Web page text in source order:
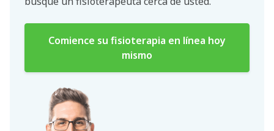
Comience su fisioterapia en línea hoy
mismo